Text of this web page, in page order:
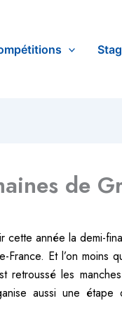
de
cette année la demi-
Et l’on moins
retroussé les
aussi une